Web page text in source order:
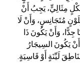
مِثَالِيٍّ، يَجِبُ أَنْ
مُتَجَانِسٍ، وَأَنْ لَا
جِدًّا، وَأَنْ يَكُونَ ذَا
يَكُونَ السِيجَارُ
لَيِّنَةٍ أَوْ قَاسِيَةٍ.